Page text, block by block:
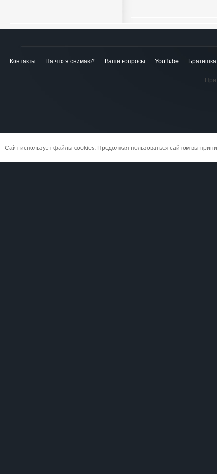
Контакты На что я снимаю? Ваши вопросы YouTube
При
Сайт использует файлы cookies. Продолжая пользоваться сайтом вы